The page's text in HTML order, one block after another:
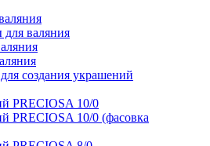
валяния
создания украшений
PRECIOSA 10/0
PRECIOSA 10/0 (фасовка